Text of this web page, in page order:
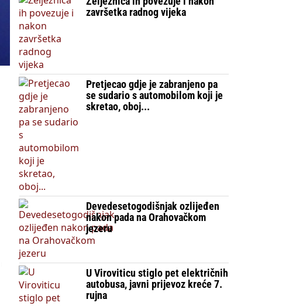
završetka radnog vijeka
Pretjecao gdje je zabranjeno pa
se sudario s automobilom koji je
skretao, oboj...
Devedesetogodišnjak ozlijeđen
nakon pada na Orahovačkom
jezeru
U Viroviticu stiglo pet električnih
autobusa, javni prijevoz kreće 7.
rujna